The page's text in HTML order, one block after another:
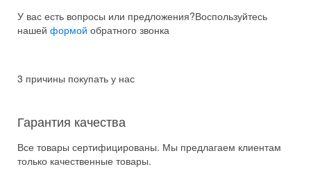
У вас есть вопросы или предложения?Воспользуйтесь
нашей формой обратного звонка
3 причины покупать у нас
Гарантия качества
Все товары сертифицированы. Мы предлагаем клиентам
только качественные товары.